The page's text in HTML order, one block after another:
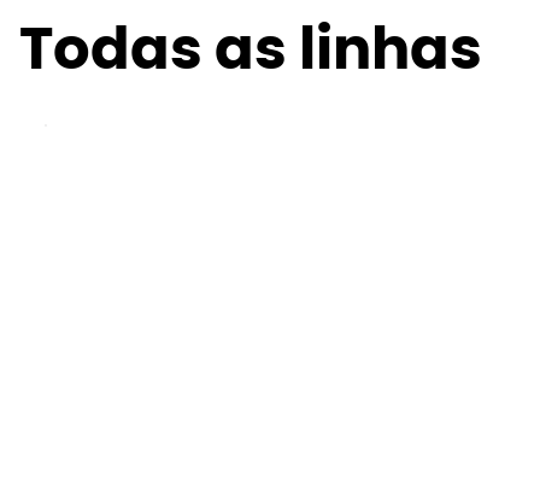
Todas as linhas